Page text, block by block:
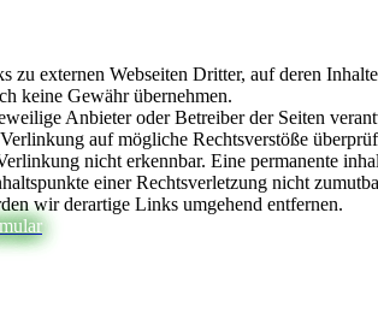
zu externen Webseiten Dritter, auf deren
keine Gewähr übernehmen.
Anbieter oder Betreiber der Seiten
auf mögliche Rechtsverstöße
nicht erkennbar. Eine permanente
einer Rechtsverletzung nicht
wir derartige Links umgehend entfernen.